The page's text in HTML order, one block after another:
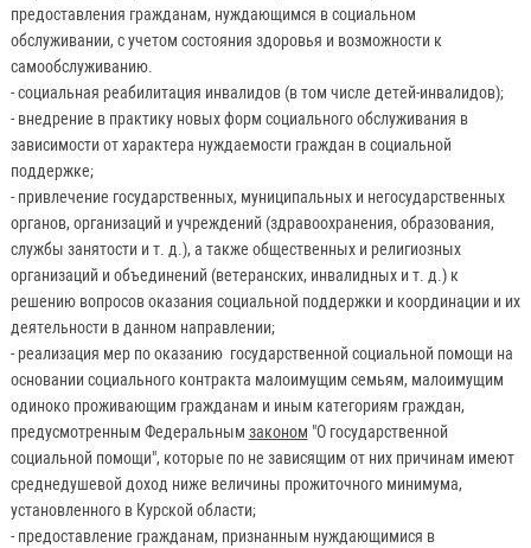
предоставления гражданам, нуждающимся в социальном
обслуживании, с учетом состояния здоровья и возможности к
самообслуживанию.
- социальная реабилитация инвалидов (в том числе детей-инвалидов);
- внедрение в практику новых форм социального обслуживания в
зависимости от характера нуждаемости граждан в социальной
поддержке;
- привлечение государственных, муниципальных и негосударственных
органов, организаций и учреждений (здравоохранения, образования,
службы занятости и т. д.), а также общественных и религиозных
организаций и объединений (ветеранских, инвалидных и т. д.) к
решению вопросов оказания социальной поддержки и координации и их
деятельности в данном направлении;
- реализация мер по оказанию государственной социальной помощи на
основании социального контракта малоимущим семьям, малоимущим
одиноко проживающим гражданам и иным категориям граждан,
предусмотренным Федеральным законом "О государственной
социальной помощи", которые по не зависящим от них причинам имеют
среднедушевой доход ниже величины прожиточного минимума,
установленного в Курской области;
- предоставление гражданам, признанным нуждающимися в